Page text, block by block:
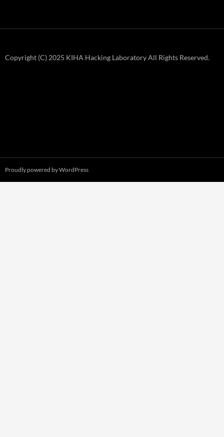
Copyright (C) 2025 KIHA Hacking Laboratory All Rights Reserved.
Proudly powered by WordPress